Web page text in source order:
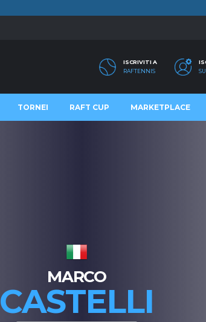
ISCRIVITI A
RAFTENNIS
TORNEI RAFT CUP MARKETPLACE
MARCO
CASTELLI